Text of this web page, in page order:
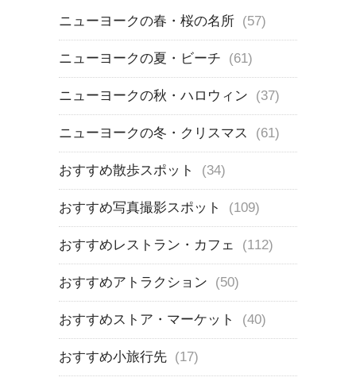
ニューヨークの春・桜の名所 (57)
ニューヨークの夏・ビーチ (61)
ニューヨークの秋・ハロウィン (37)
ニューヨークの冬・クリスマス (61)
おすすめ散歩スポット (34)
おすすめ写真撮影スポット (109)
おすすめレストラン・カフェ (112)
おすすめアトラクション (50)
おすすめストア・マーケット (40)
おすすめ小旅行先 (17)